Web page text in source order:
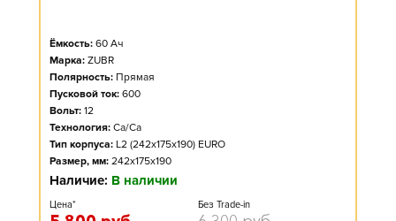
Ёмкость: 60 Ач
Марка: ZUBR
Полярность: Прямая
Пусковой ток: 600
Вольт: 12
Технология: Ca/Ca
Тип корпуса: L2 (242x175x190) EURO
Размер, мм: 242x175x190
Наличие: В наличии
Цена* Без Trade-in